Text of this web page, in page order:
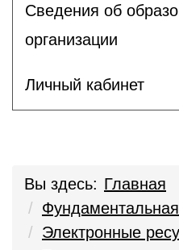
Сведения об
организации
Личный кабинет
Вы здесь: Главная
Электронные